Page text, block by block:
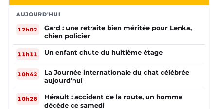
AUJOURD'HUI
12h02
Gard : une retraite bien méritée pour Lenka,
chien policier
11h11 Un enfant chute du huitième étage
10h42
La Journée internationale du chat célébrée
aujourd'hui
10h28
Hérault : accident de la route, un homme
décède ce samedi